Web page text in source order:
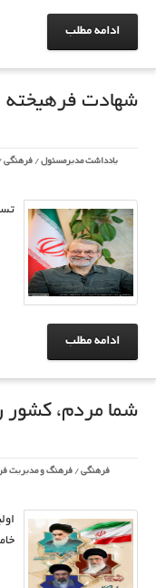
ادامه مطلب
شهادت فرهیخته
یادداشت مدیرمسئول / فرهنگی
ادامه مطلب
شما مردم، کشور
فرهنگی /فرهنگ و مدیریت